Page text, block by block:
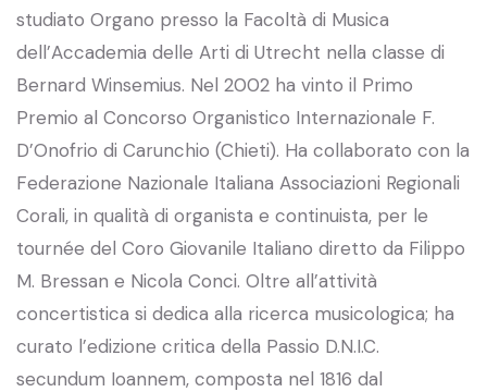
studiato Organo presso la Facoltà di Musica
dell’Accademia delle Arti di Utrecht nella classe di
Bernard Winsemius. Nel 2002 ha vinto il Primo
Premio al Concorso Organistico Internazionale F.
D’Onofrio di Carunchio (Chieti). Ha collaborato con la
Federazione Nazionale Italiana Associazioni Regionali
Corali, in qualità di organista e continuista, per le
tournée del Coro Giovanile Italiano diretto da Filippo
M. Bressan e Nicola Conci. Oltre all’attività
concertistica si dedica alla ricerca musicologica; ha
curato l’edizione critica della Passio D.N.I.C.
secundum Ioannem, composta nel 1816 dal